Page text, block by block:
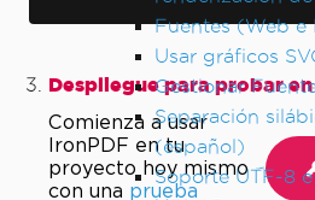
Fuentes (Web e
Usar gráficos
Gestionar
Separación
(español)
Soporte UTF-8
Despliegue para probar
Comienza a usar
IronPDF en tu
proyecto hoy mismo
con una prueba